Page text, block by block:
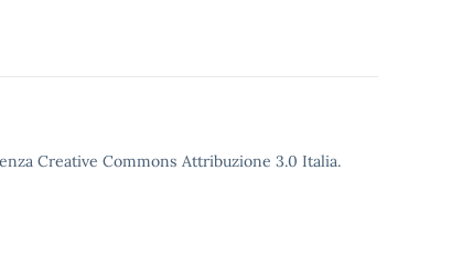
Creative Commons Attribuzione 3.0 Italia.